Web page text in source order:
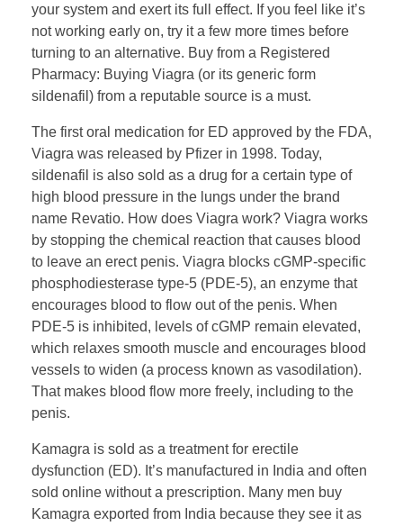
your system and exert its full effect. If you feel like it’s
not working early on, try it a few more times before
turning to an alternative. Buy from a Registered
Pharmacy: Buying Viagra (or its generic form
sildenafil) from a reputable source is a must.
The first oral medication for ED approved by the FDA,
Viagra was released by Pfizer in 1998. Today,
sildenafil is also sold as a drug for a certain type of
high blood pressure in the lungs under the brand
name Revatio. How does Viagra work? Viagra works
by stopping the chemical reaction that causes blood
to leave an erect penis. Viagra blocks cGMP-specific
phosphodiesterase type-5 (PDE-5), an enzyme that
encourages blood to flow out of the penis. When
PDE-5 is inhibited, levels of cGMP remain elevated,
which relaxes smooth muscle and encourages blood
vessels to widen (a process known as vasodilation).
That makes blood flow more freely, including to the
penis.
Kamagra is sold as a treatment for erectile
dysfunction (ED). It’s manufactured in India and often
sold online without a prescription. Many men buy
Kamagra exported from India because they see it as